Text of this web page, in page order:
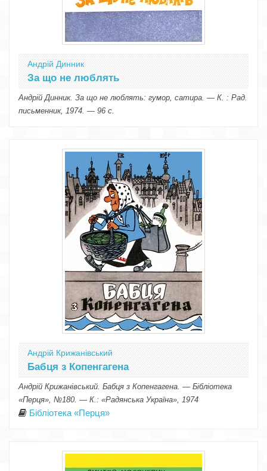
Андрій Динник
За що не люблять
Андрій Динник. За що не люблять: гумор, сатира. — К. : Рад.
письменник, 1974. — 96 с.
Андрій Крижанівський
Бабця з Копенгагена
Андрій Крижанівський. Бабця з Копенгагена. — Бібліотека
«Перця», №180. — К.: «Радянська Україна», 1974
Бібліотека «Перця»